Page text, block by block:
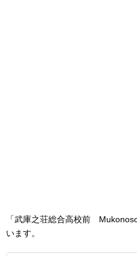
「武庫之荘総合高校前
います。